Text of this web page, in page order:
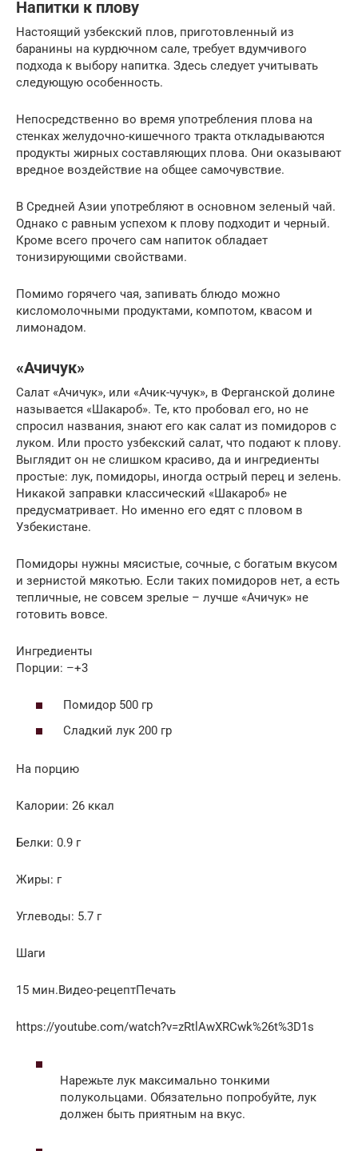
Напитки к плову
Настоящий узбекский плов, приготовленный из
баранины на курдючном сале, требует вдумчивого
подхода к выбору напитка. Здесь следует учитывать
следующую особенность.
Непосредственно во время употребления плова на
стенках желудочно-кишечного тракта откладываются
продукты жирных составляющих плова. Они оказывают
вредное воздействие на общее самочувствие.
В Средней Азии употребляют в основном зеленый чай.
Однако с равным успехом к плову подходит и черный.
Кроме всего прочего сам напиток обладает
тонизирующими свойствами.
Помимо горячего чая, запивать блюдо можно
кисломолочными продуктами, компотом, квасом и
лимонадом.
«Ачичук»
Салат «Ачичук», или «Ачик-чучук», в Ферганской долине
называется «Шакароб». Те, кто пробовал его, но не
спросил названия, знают его как салат из помидоров с
луком. Или просто узбекский салат, что подают к плову.
Выглядит он не слишком красиво, да и ингредиенты
простые: лук, помидоры, иногда острый перец и зелень.
Никакой заправки классический «Шакароб» не
предусматривает. Но именно его едят с пловом в
Узбекистане.
Помидоры нужны мясистые, сочные, с богатым вкусом
и зернистой мякотью. Если таких помидоров нет, а есть
тепличные, не совсем зрелые – лучше «Ачичук» не
готовить вовсе.
Ингредиенты
Порции: –+3
Помидор 500 гр
Сладкий лук 200 гр
На порцию
Калории: 26 ккал
Белки: 0.9 г
Жиры: г
Углеводы: 5.7 г
Шаги
15 мин.Видео-рецептПечать
https://youtube.com/watch?v=zRtlAwXRCwk%26t%3D1s
Нарежьте лук максимально тонкими
полукольцами. Обязательно попробуйте, лук
должен быть приятным на вкус.